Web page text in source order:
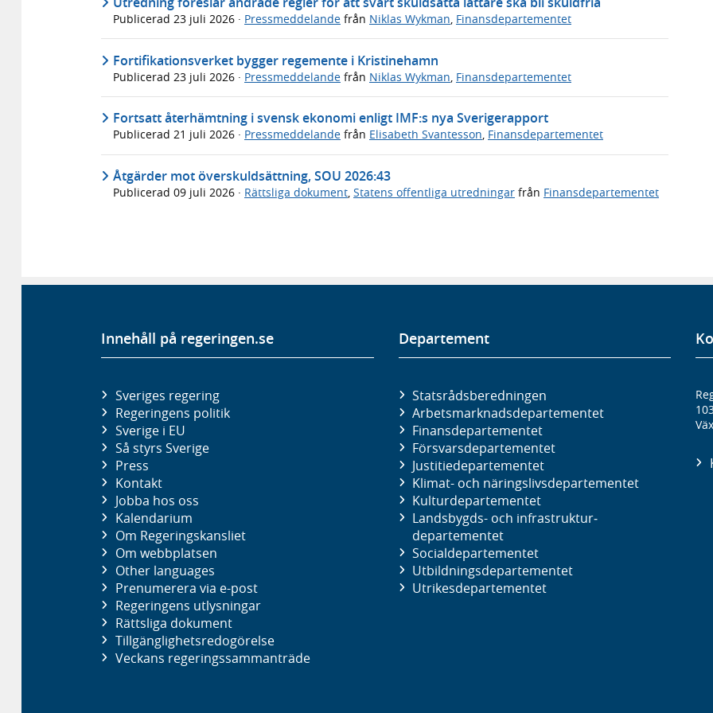
Publicerad 23 juli 2026 · Pressmeddelande från Niklas Wykman, Finansdepartementet
Fortifikationsverket bygger regemente i Kristinehamn
Publicerad 23 juli 2026 · Pressmeddelande från Niklas Wykman Finansdepartementet
Fortsatt återhämtning i svensk ekonomi enligt IMF:s nya Sverigerapport
Publicerad 21 juli 2026 · Pressmeddelande från Elisabeth Svantesson, Finansdepartementet
Åtgärder mot överskuldsättning, SOU 2026:43
Publicerad 09 juli 2026 · Rättsliga dokument, Statens offentliga utredningar från Finansdepartementet
Innehåll på regeringen.se
Sveriges regering
Regeringens politik
Sverige i EU
Så styrs Sverige
Press
Kontakt
Jobba hos oss
Kalendarium
Om Regeringskansliet
Om webbplatsen
Other languages
Prenumerera via e-post
Regeringens utlysningar
Rättsliga dokument
Tillgänglighetsredogörelse
Veckans regeringssammanträde
Departement
Statsrådsberedningen
Arbetsmarknads­departementet
Finans­departementet
Försvars­departementet
Justitie­departementet
Klimat- och näringslivs­departementet
Kultur­departementet
Landsbygds- och infrastruktur­
departementet
Social­departementet
Utbildnings­departementet
Utrikes­departementet